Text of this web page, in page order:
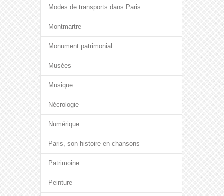
Modes de transports dans Paris
Montmartre
Monument patrimonial
Musées
Musique
Nécrologie
Numérique
Paris, son histoire en chansons
Patrimoine
Peinture